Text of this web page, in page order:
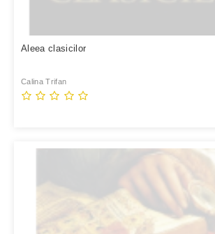
Aleea clasicilor
Calina Trifan